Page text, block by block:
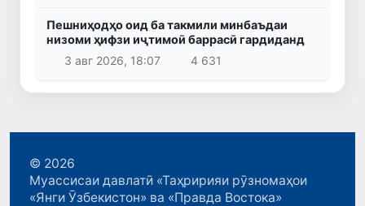
Пешниҳодҳо оид ба такмили минбаъдаи
низоми ҳифзи иҷтимоӣ баррасӣ гардиданд
3 авг 2026, 18:07
4 631
© 2026
Муассисаи давлатӣ «Таҳририяи рӯзномаҳои
«Янги Ӯзбекистон» ва «Правда Востока»